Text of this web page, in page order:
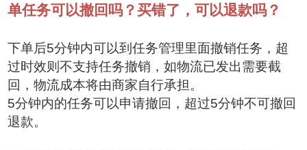
单任务可以撤回吗？买错了，可以退款吗？
下单后5分钟内可以到任务管理里面撤销任务，超
过时效则不支持任务撤销，如物流已发出需要截
回，物流成本将由商家自行承担。
5分钟内的任务可以申请撤回，超过5分钟不可撤回
退款。